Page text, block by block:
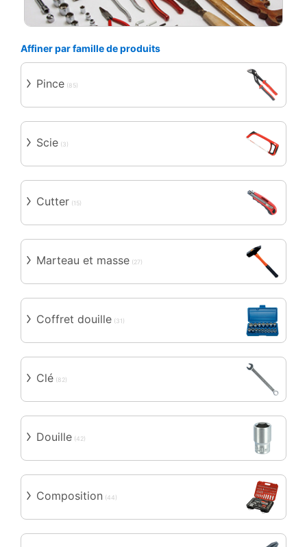
Affiner par famille de produits
Pince (85)
Scie (3)
Cutter (15)
Marteau et masse (27)
Coffret douille (31)
Clé (82)
Douille (42)
Composition (44)